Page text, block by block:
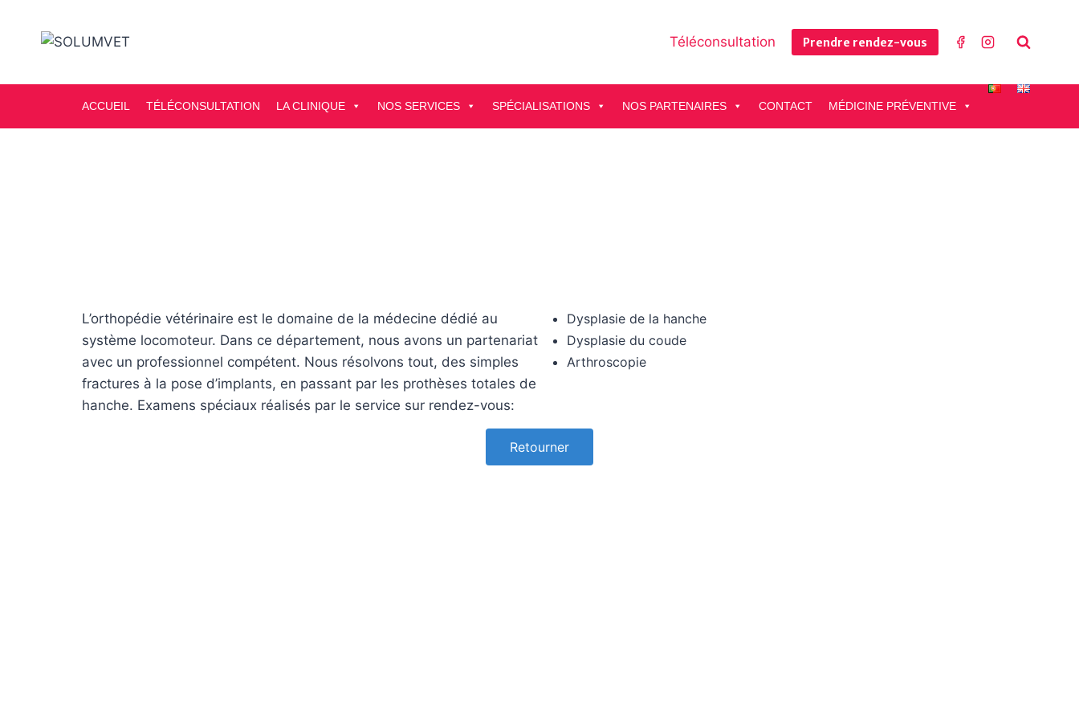
Téléconsultation Prendre rendez-vous
ACCUEIL TÉLÉCONSULTATION LA CLINIQUE NOS SERVICES SPÉCIALISATIONS NOS PARTENAIRES CONTACT MÉDICINE PRÉVENTIVE
L’orthopédie vétérinaire est le domaine de la médecine dédié au
système locomoteur. Dans ce département, nous avons un partenariat
avec un professionnel compétent. Nous résolvons tout, des simples
fractures à la pose d’implants, en passant par les prothèses totales de
hanche. Examens spéciaux réalisés par le service sur rendez-vous:
Dysplasie de la hanche
Dysplasie du coude
Arthroscopie
Retourner